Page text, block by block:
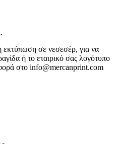
εκτύπωση σε νεσεσέρ, για να
ή το εταιρικό σας λογότυπο
στο info@mercanprint.com